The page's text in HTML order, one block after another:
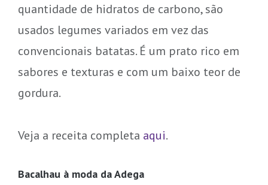
quantidade de hidratos de carbono, são
usados legumes variados em vez das
convencionais batatas. É um prato rico em
sabores e texturas e com um baixo teor de
gordura.
Veja a receita completa aqui.
Bacalhau à moda da Adega